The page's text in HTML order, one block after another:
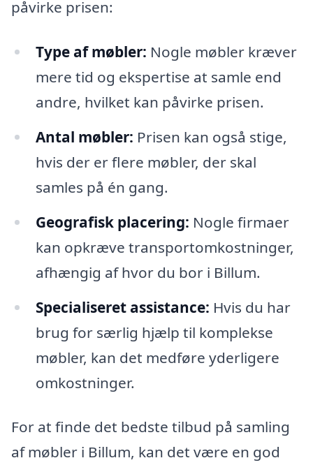
påvirke prisen:
Type af møbler: Nogle møbler kræver
mere tid og ekspertise at samle end
andre, hvilket kan påvirke prisen.
Antal møbler: Prisen kan også stige,
hvis der er flere møbler, der skal
samles på én gang.
Geografisk placering: Nogle firmaer
kan opkræve transportomkostninger,
afhængig af hvor du bor i Billum.
Specialiseret assistance: Hvis du har
brug for særlig hjælp til komplekse
møbler, kan det medføre yderligere
omkostninger.
For at finde det bedste tilbud på samling
af møbler i Billum, kan det være en god